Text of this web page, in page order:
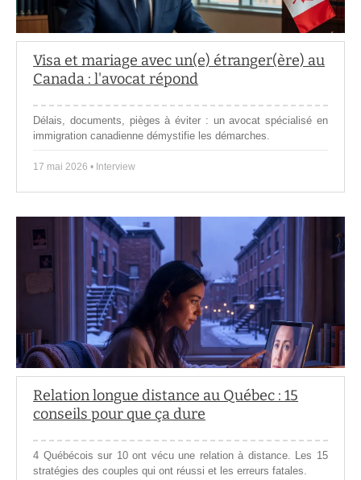
Visa et mariage avec un(e) étranger(ère) au
Canada : l'avocat répond
Délais, documents, pièges à éviter : un avocat spécialisé en
immigration canadienne démystifie les démarches.
17 mai 2026 • Interview
Relation longue distance au Québec : 15
conseils pour que ça dure
4 Québécois sur 10 ont vécu une relation à distance. Les 15
stratégies des couples qui ont réussi et les erreurs fatales.